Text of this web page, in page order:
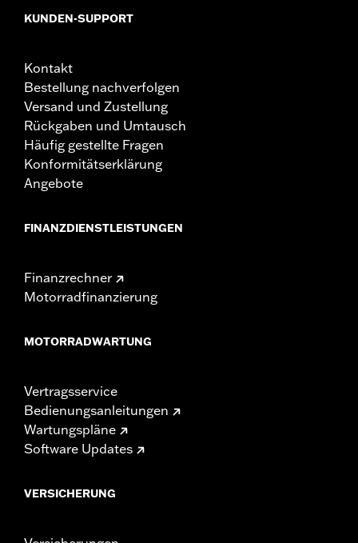
NOTIZEN:Manche Harley-Davidson® Gepäcksysteme sind aus
z. B. durch Falten oder Abnutzung, bekommen. Das ist
normal. Eine feine, gealterte Patina und
charakteristische Falten sind ein Zeichen für die
extrem hohe Qualität der Materialien, die für die
Herstellung Deines Gepäcksystems verwendet
wurden. Das Auftreten von Schrammen oder Flecken
auf dem Leder ist das Ergebnis der Verwendung
natürlicher Lederpaneele und sollte nicht als
um Deine Investition zu schützen.
KUNDEN-SUPPORT
Kontakt
Bestellung nachverfolgen
Versand und Zustellung
Rückgaben und Umtausch
Häufig gestellte Fragen
Konformitätserklärung
Angebote
FINANZDIENSTLEISTUNGEN
Finanzrechner
Motorradfinanzierung
MOTORRADWARTUNG
Vertragsservice
Bedienungsanleitungen
Wartungspläne
Software Updates
VERSICHERUNG